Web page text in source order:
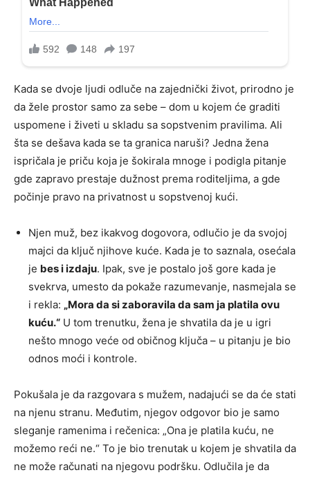
Kada se dvoje ljudi odluče na zajednički život, prirodno je
da žele prostor samo za sebe – dom u kojem će graditi
uspomene i živeti u skladu sa sopstvenim pravilima. Ali
šta se dešava kada se ta granica naruši? Jedna žena
ispričala je priču koja je šokirala mnoge i podigla pitanje
gde zapravo prestaje dužnost prema roditeljima, a gde
počinje pravo na privatnost u sopstvenoj kući.
Njen muž, bez ikakvog dogovora, odlučio je da svojoj
majci da ključ njihove kuće. Kada je to saznala, osećala
je bes i izdaju. Ipak, sve je postalo još gore kada je
svekrva, umesto da pokaže razumevanje, nasmejala se
i rekla: „Mora da si zaboravila da sam ja platila ovu
kuću.“ U tom trenutku, žena je shvatila da je u igri
nešto mnogo veće od običnog ključa – u pitanju je bio
odnos moći i kontrole.
Pokušala je da razgovara s mužem, nadajući se da će stati
na njenu stranu. Međutim, njegov odgovor bio je samo
sleganje ramenima i rečenica: „Ona je platila kuću, ne
možemo reći ne.“ To je bio trenutak u kojem je shvatila da
ne može računati na njegovu podršku. Odlučila je da